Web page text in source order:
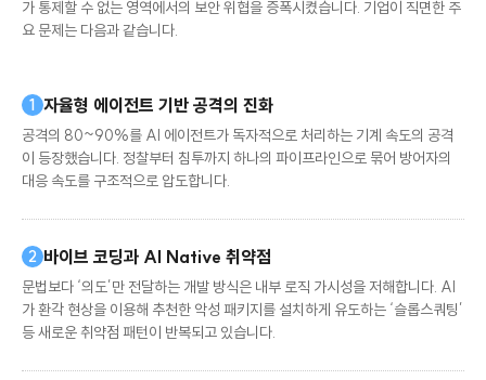
가 통제할 수 없는 영역에서의 보안 위협을 증폭시켰습니다. 기업이 직면한 주
요 문제는 다음과 같습니다.
1 자율형 에이전트 기반 공격의 진화
공격의 80~90%를 AI 에이전트가 독자적으로 처리하는 기계 속도의 공격
이 등장했습니다. 정찰부터 침투까지 하나의 파이프라인으로 묶어 방어자의
대응 속도를 구조적으로 압도합니다.
2 바이브 코딩과 AI Native 취약점
문법보다 ‘의도’만 전달하는 개발 방식은 내부 로직 가시성을 저해합니다. AI
가 환각 현상을 이용해 추천한 악성 패키지를 설치하게 유도하는 ‘슬롭스쿼팅’
등 새로운 취약점 패턴이 반복되고 있습니다.